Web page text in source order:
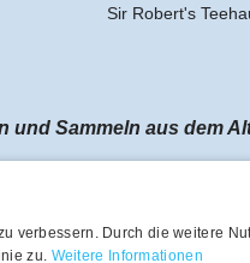
Sir Robert's
und Sammeln aus dem
verbessern. Durch die weitere
zu. Weitere Informationen